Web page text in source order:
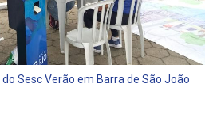
Sesc Verão em Barra de São João